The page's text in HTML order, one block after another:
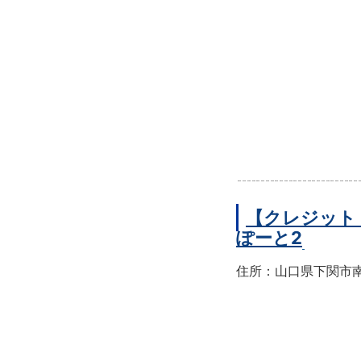
【クレジッ
ぽーと2
住所：山口県下関市